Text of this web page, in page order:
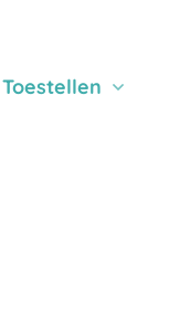
Toestellen